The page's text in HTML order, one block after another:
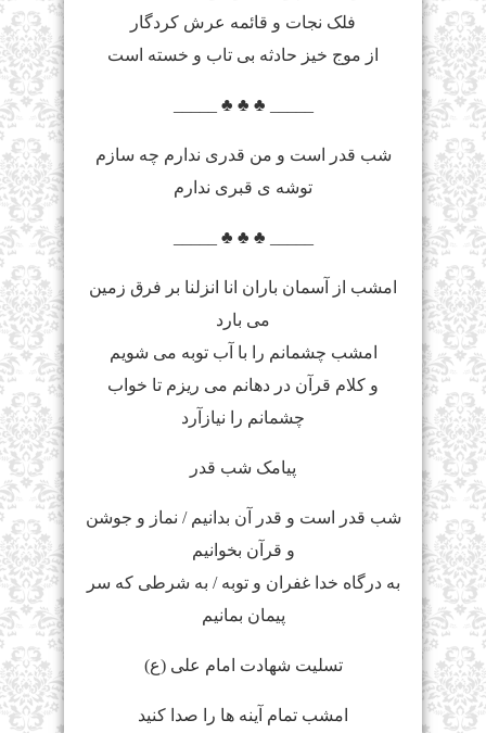
فلک نجات و قائمه عرش کردگار
از موج خیز حادثه بى تاب و خسته است
_____ ♣ ♣ ♣ _____
شب قدر است و من قدری ندارم چه سازم
توشه ی قبری ندارم
_____ ♣ ♣ ♣ _____
امشب از آسمان باران انا انزلنا بر فرق زمین
می بارد
امشب چشمانم را با آب توبه می شویم
و کلام قرآن در دهانم می ریزم تا خواب
چشمانم را نیازآرد
پیامک شب قدر
شب قدر است و قدر آن بدانیم / نماز و جوشن
و قرآن بخوانیم
به درگاه خدا غفران و توبه / به شرطی که سر
پیمان بمانیم
تسلیت شهادت امام علی (ع)
امشب تمام آینه ها را صدا کنید